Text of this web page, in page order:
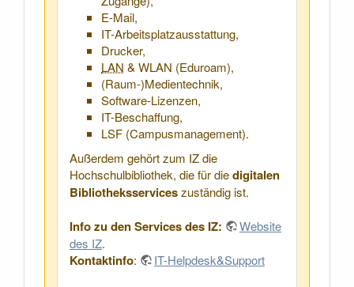
E-Mail,
IT-Arbeitsplatzausstattung,
Drucker,
LAN & WLAN (Eduroam),
(Raum-)Medientechnik,
Software-Lizenzen,
IT-Beschaffung,
LSF (Campusmanagement).
Außerdem gehört zum IZ die
Hochschulbibliothek, die für diedigitalen
Bibliotheksserviceszuständig ist.
Info zu den Services des IZ:
Website
des IZ.
Kontaktinfo: IT-Helpdesk&Support